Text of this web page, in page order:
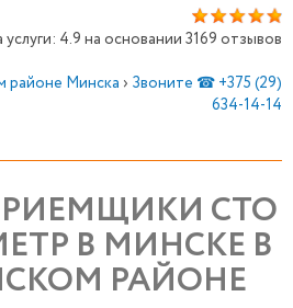
4.9 на основании 3169 отзывов
Минска › Звоните ☎ +375 (29)
634-14-14
СТО
В МИНСКЕ В
РАЙОНЕ